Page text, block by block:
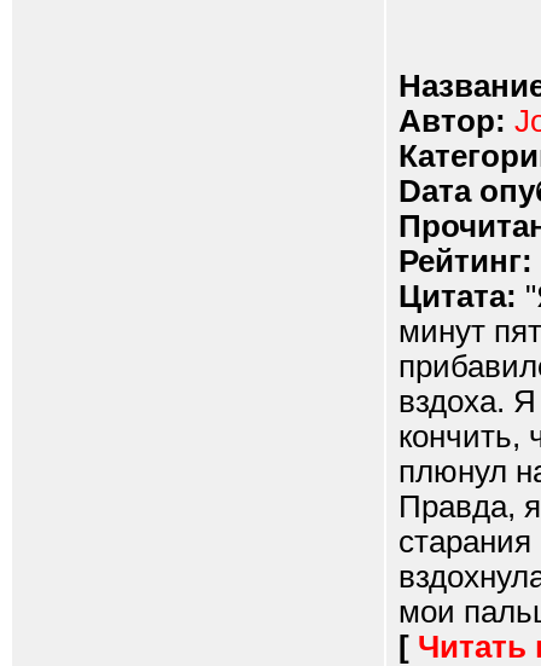
Автор:
Dата
Рейтинг:
Цитата:
минут
вздоха.
кончить,
плюнул
Правда,
мои
[ Читать